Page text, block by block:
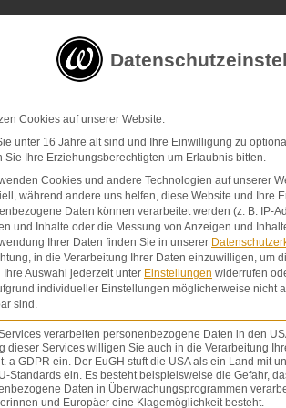
E-Mail
& Schadensersatz
Cookies auf unserer Website.
unter 16 Jahre alt sind und Ihre Einwilligung zu
Sie Ihre Erziehungsberechtigten um Erlaubnis bitten.
Cookies und andere Technologien auf unserer
während andere uns helfen, diese Website und Ihre
Daten können verarbeitet werden (z. B. IP-
und Inhalte oder die Messung von Anzeigen und
Ihrer Daten finden Sie in unserer
in die Verarbeitung Ihrer Daten einzuwilligen, um
Ihre Auswahl jederzeit unter Einstellungen widerrufen
individueller Einstellungen möglicherweise nicht
sind.
verarbeiten personenbezogene Daten in den
dieser Services willigen Sie auch in die Verarbeitung
a GDPR ein. Der EuGH stuft die USA als ein Land mit
Standards ein. Es besteht beispielsweise die Gefahr,
Daten in Überwachungsprogrammen
und Europäer eine Klagemöglichkeit besteht.